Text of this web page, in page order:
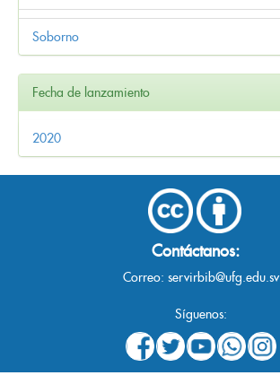
Soborno
Fecha de lanzamiento
2020
Contáctanos:
Correo: servirbib@ufg.edu.sv
Síguenos: